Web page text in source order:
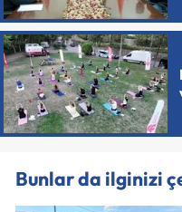
Bunlar da ilginizi